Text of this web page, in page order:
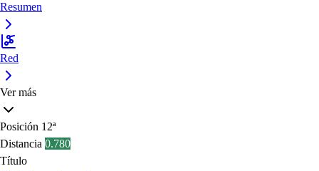
Resumen
Red
Ver más
Posición 12ª
Distancia 0.780
Título